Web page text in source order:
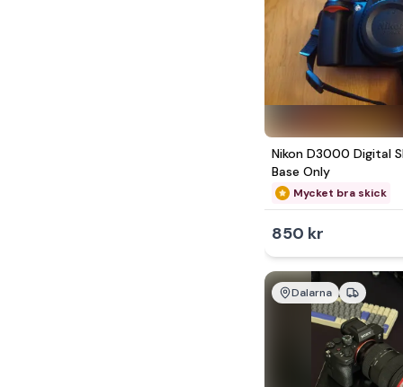
Nikon D3000 Digital
Base Only
Mycket bra skick
850 kr
Dalarna